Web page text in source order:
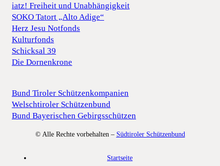
iatz! Freiheit und Unabhängigkeit
SOKO Tatort „Alto Adige“
Herz Jesu Notfonds
Kulturfonds
Schicksal 39
Die Dornenkrone
Bund Tiroler Schützenkompanien
Welschtiroler Schützenbund
Bund Bayerischen Gebirgsschützen
© Alle Rechte vorbehalten – Südtiroler Schützenbund
Startseite